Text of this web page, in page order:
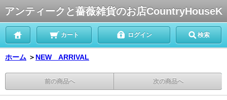
アンティークと薔薇雑貨のお店CountryHouseK
カート ログイン 検索
ホーム ＞ NEW ARRIVAL
前の商品へ 次の商品へ